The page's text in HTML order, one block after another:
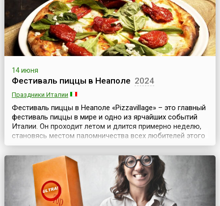
14 июня
Фестиваль пиццы в Неаполе 2024
Праздники Италии
Фестиваль пиццы в Неаполе «Pizzavillage» – это главный
фестиваль пиццы в мире и одно из ярчайших событий
Италии. Он проходит летом и длится примерно неделю,
становясь местом паломничества всех любителей этого
известного итальянского блюда. Традиционно на это
событие съезжаются гости из многих стран мира. На
несколько дней весь Неаполь наполняется
неповторимыми ароматами базилика, моцареллы и
свеже...